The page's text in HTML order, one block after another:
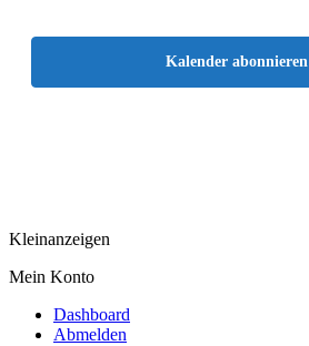
Kalender abonnieren
Kleinanzeigen
Mein Konto
Dashboard
Abmelden